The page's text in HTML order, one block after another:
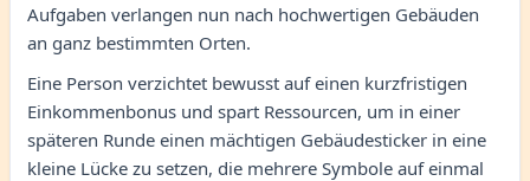
Aufgaben verlangen nun nach hochwertigen Gebäuden
an ganz bestimmten Orten.
Eine Person verzichtet bewusst auf einen kurzfristigen
Einkommenbonus und spart Ressourcen, um in einer
späteren Runde einen mächtigen Gebäudesticker in eine
kleine Lücke zu setzen, die mehrere Symbole auf einmal